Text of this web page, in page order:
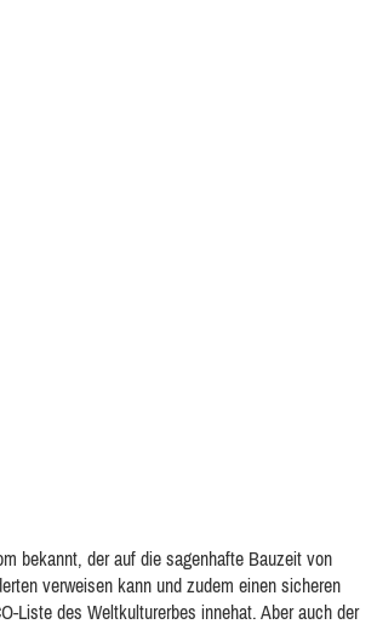
bekannt, der auf die sagenhafte Bauzeit von
verweisen kann und zudem einen sicheren
Liste des Weltkulturerbes innehat. Aber auch der